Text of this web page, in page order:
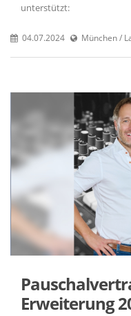
unterstützt:
04.07.2024 München /
Erweiterung